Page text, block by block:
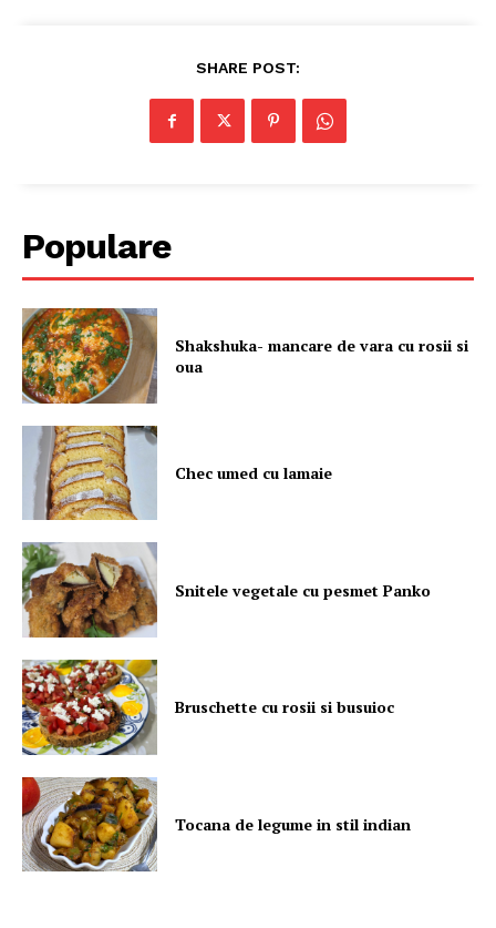
SHARE POST:
Populare
Shakshuka- mancare de vara cu rosii si
oua
Chec umed cu lamaie
Snitele vegetale cu pesmet Panko
Bruschette cu rosii si busuioc
Tocana de legume in stil indian